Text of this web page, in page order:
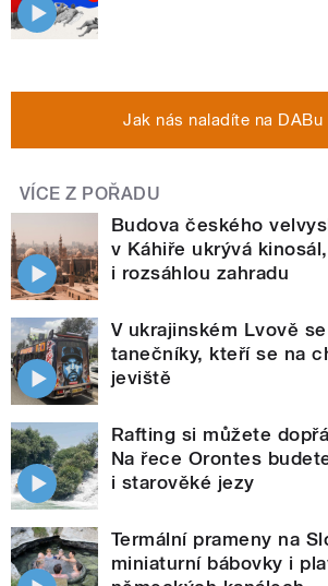
Jak nás naladíte na DABu
VÍCE Z POŘADU
Budova českého
v Káhiře ukrývá
i rozsáhlou zahradu
V ukrajinském Lvově
tanečníky, kteří se na
jeviště
Rafting si můžete
Na řece Orontes
i starověké jezy
Termální prameny na
miniaturní bábovky i